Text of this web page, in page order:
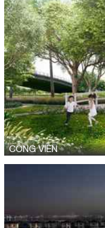
CÔNG VIÊN